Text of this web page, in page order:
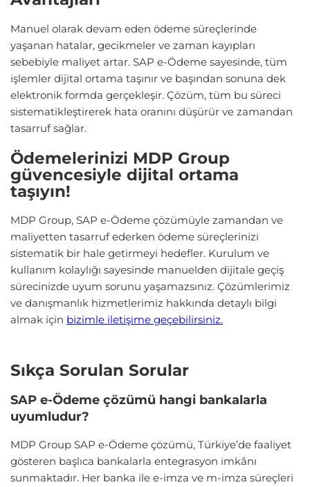
Manuel olarak devam eden ödeme süreçlerinde
yaşanan hatalar, gecikmeler ve zaman kayıpları
sebebiyle maliyet artar. SAP e-Ödeme sayesinde, tüm
işlemler dijital ortama taşınır ve başından sonuna dek
elektronik formda gerçekleşir. Çözüm, tüm bu süreci
sistematikleştirerek hata oranını düşürür ve zamandan
tasarruf sağlar.
Ödemelerinizi MDP Group
güvencesiyle dijital ortama
taşıyın!
MDP Group, SAP e-Ödeme çözümüyle zamandan ve
maliyetten tasarruf ederken ödeme süreçlerinizi
sistematik bir hale getirmeyi hedefler. Kurulum ve
kullanım kolaylığı sayesinde manuelden dijitale geçiş
sürecinizde uyum sorunu yaşamazsınız. Çözümlerimiz
ve danışmanlık hizmetlerimiz hakkında detaylı bilgi
almak için bizimle iletişime geçebilirsiniz.
Sıkça Sorulan Sorular
SAP e-Ödeme çözümü hangi bankalarla
uyumludur?
MDP Group SAP e-Ödeme çözümü, Türkiye’de faaliyet
gösteren başlıca bankalarla entegrasyon imkânı
sunmaktadır. Her banka ile e-imza ve m-imza süreçleri